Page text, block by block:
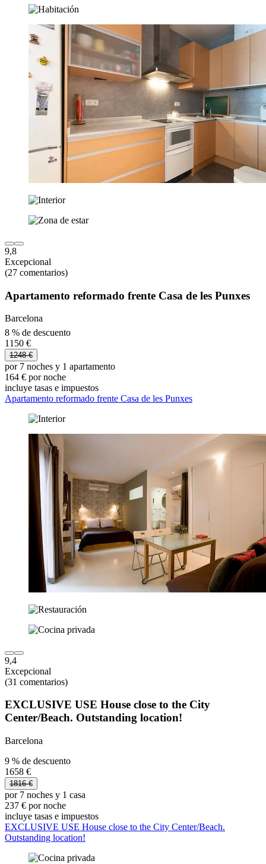
9,8
Excepcional
(27 comentarios)
Apartamento reformado frente Casa de les Punxes
Barcelona
8 % de descuento
1150 €
1248 €
por 7 noches y 1 apartamento
164 € por noche
incluye tasas e impuestos
Apartamento reformado frente Casa de les Punxes
9,4
Excepcional
(31 comentarios)
EXCLUSIVE USE House close to the City
Center/Beach. Outstanding location!
Barcelona
9 % de descuento
1658 €
1816 €
por 7 noches y 1 casa
237 € por noche
incluye tasas e impuestos
EXCLUSIVE USE House close to the City Center/Beach.
Outstanding location!